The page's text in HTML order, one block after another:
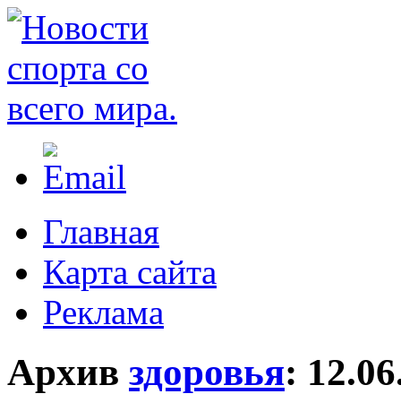
Главная
Карта сайта
Реклама
Архив здоровья: